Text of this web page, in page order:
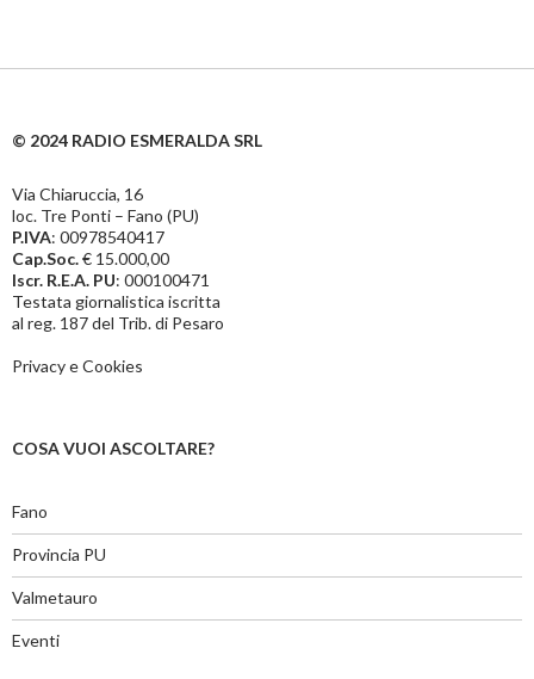
© 2024 RADIO ESMERALDA SRL
Via Chiaruccia, 16
loc. Tre Ponti – Fano (PU)
P.IVA: 00978540417
Cap.Soc.€ 15.000,00
Iscr. R.E.A. PU: 000100471
Testata giornalistica iscritta
al reg. 187 del Trib. di Pesaro
Privacy e Cookies
COSA VUOI ASCOLTARE?
Fano
Provincia PU
Valmetauro
Eventi